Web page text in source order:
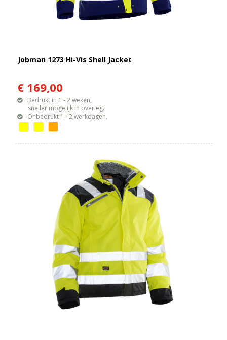
Jobman 1273 Hi-Vis Shell Jacket
€ 169,00
Bedrukt in 1 - 2 weken,
sneller mogelijk in overleg.
Onbedrukt 1 - 2 werkdagen.